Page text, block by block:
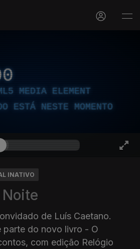
MEDIA ELEMENT
ESTÁ NESTE MOMENTO
INATIVO
Noite
de Luís Caetano.
parte do novo livro - O
com edição Relógio